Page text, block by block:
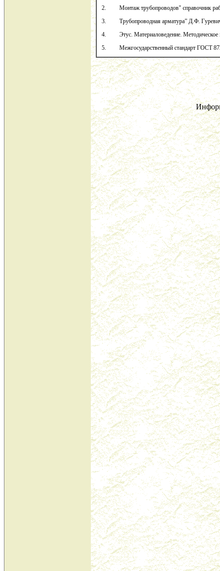
2. Монтаж трубопроводов" справочник
3. Трубопроводная арматура” Д.Ф. Гуревич.
4. Этус. Материаловедение. Методическое
5. Межгосударственный стандарт ГОСТ